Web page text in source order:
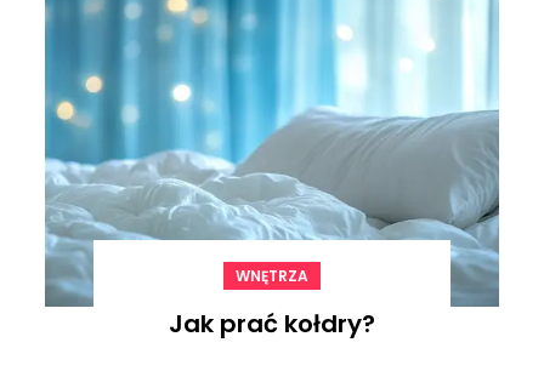
WNĘTRZA
Jak prać kołdry?